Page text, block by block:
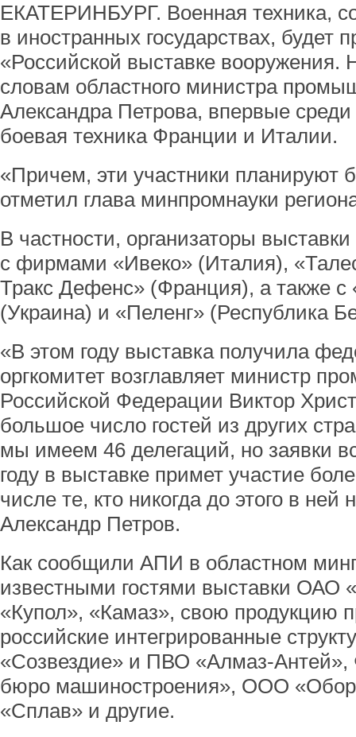
ЕКАТЕРИНБУРГ. Военная техника,
в иностранных государствах, будет
«Российской выставке
словам областного министра
Александра Петрова, впервые среди
боевая техника Франции и Италии.
«Причем, эти участники планируют
отметил глава минпромнауки
В частности, организаторы
с фирмами «Ивеко» (Италия),
Тракс Дефенс» (Франция), а также с
(Украина) и «Пеленг» (Республика
«В этом году выставка получила
оргкомитет возглавляет министр
Российской Федерации Виктор
большое число гостей из других
мы имеем 46 делегаций, но заявки
году в выставке примет участие
числе те, кто никогда до этого в ней
Александр Петров.
Как сообщили АПИ в областном
известными гостями выставки ОАО
«Купол», «Камаз», свою продукцию
российские интегрированные
«Созвездие» и ПВО «Алмаз-Антей»,
бюро машиностроения», ООО
«Сплав» и другие.